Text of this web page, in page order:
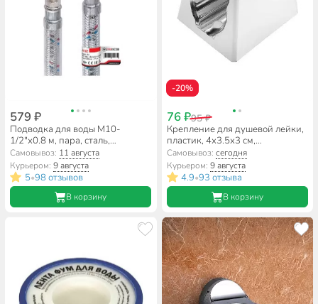
579 ₽
Подводка для воды М10-
1/2"х0.8 м, пара, сталь,
полимер, ProFactor
Самовывоз: 11 августа
Курьером:9 августа
5•98 отзывов
В корзину
-20%
76 ₽95 ₽
Крепление для душевой лейки,
пластик, 4х3.5х3 см,
индивидуальная упаковка,
хром, ComfortFactor, GM-49,
95528-10
Самовывоз: сегодня
Курьером: 9 августа
4.9•93 отзыва
В корзину